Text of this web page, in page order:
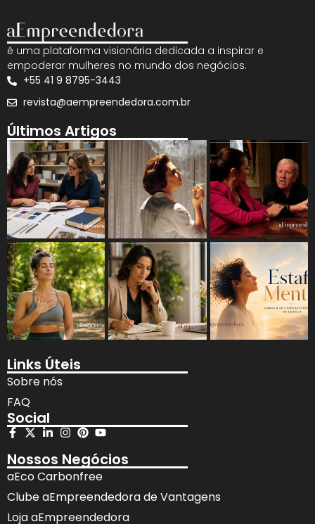
é uma plataforma visionária dedicada a inspirar e
empoderar mulheres no mundo dos negócios.
+55 41 9 8795-3443
revista@aempreendedora.com.br
Últimos Artigos
Links Úteis
Sobre nós
FAQ
Social
Nossos Negócios
aEco Carbonfree
Clube aEmpreendedora de Vantagens
Loja aEmpreendedora